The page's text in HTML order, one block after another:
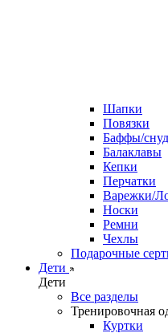
Шапки
Повязки
Баффы/
Балаклавы
Кепки
Перчатки
Варежки/
Носки
Ремни
Чехлы
Подарочные
Дети
Дети
Все разделы
Тренировочная
Куртки